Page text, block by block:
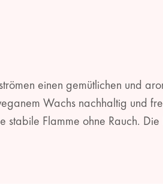
einen gemütlichen und
Wachs nachhaltig und
stabile Flamme ohne Rauch.